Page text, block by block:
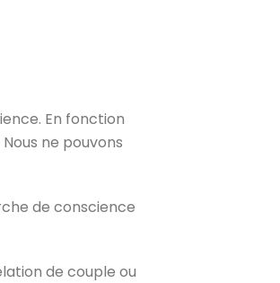
En fonction
ne pouvons
de conscience
de couple ou